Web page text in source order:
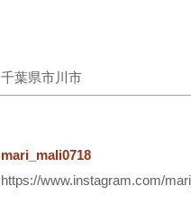
千葉県市川市
mari_mali0718
https://www.instagram.com/